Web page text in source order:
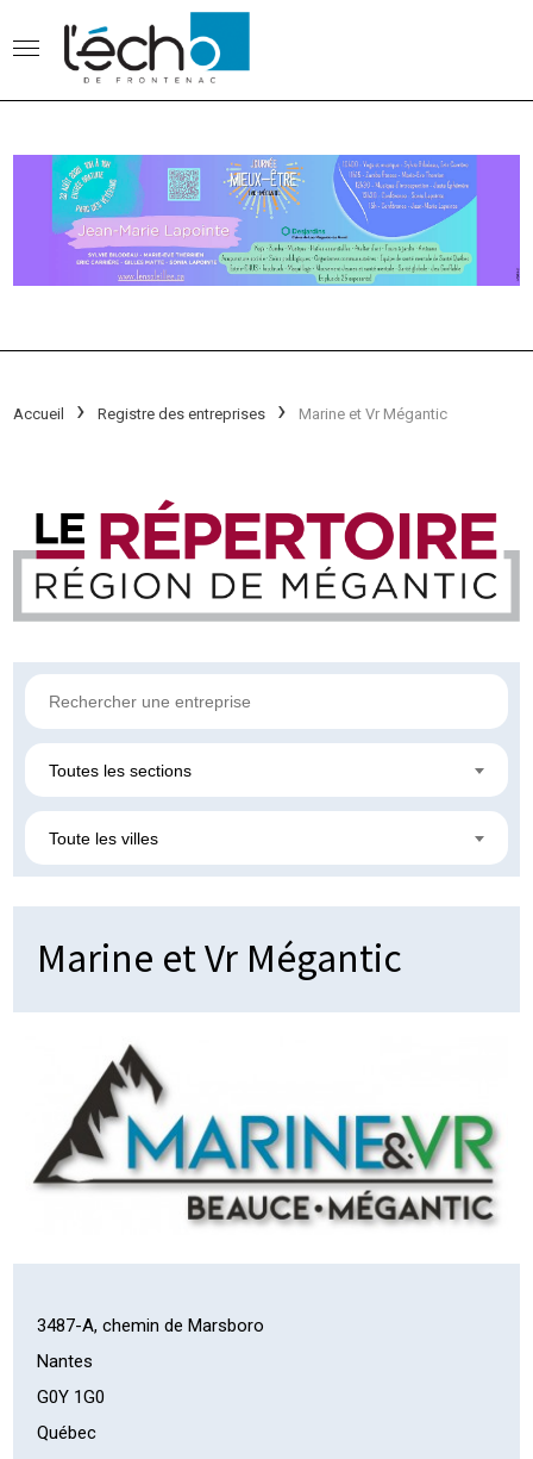
Accueil Registre des entreprises Marine et Vr Mégantic
Toutes les sections
Toute les villes
Marine et Vr Mégantic
3487-A, chemin de Marsboro
Nantes
G0Y 1G0
Québec